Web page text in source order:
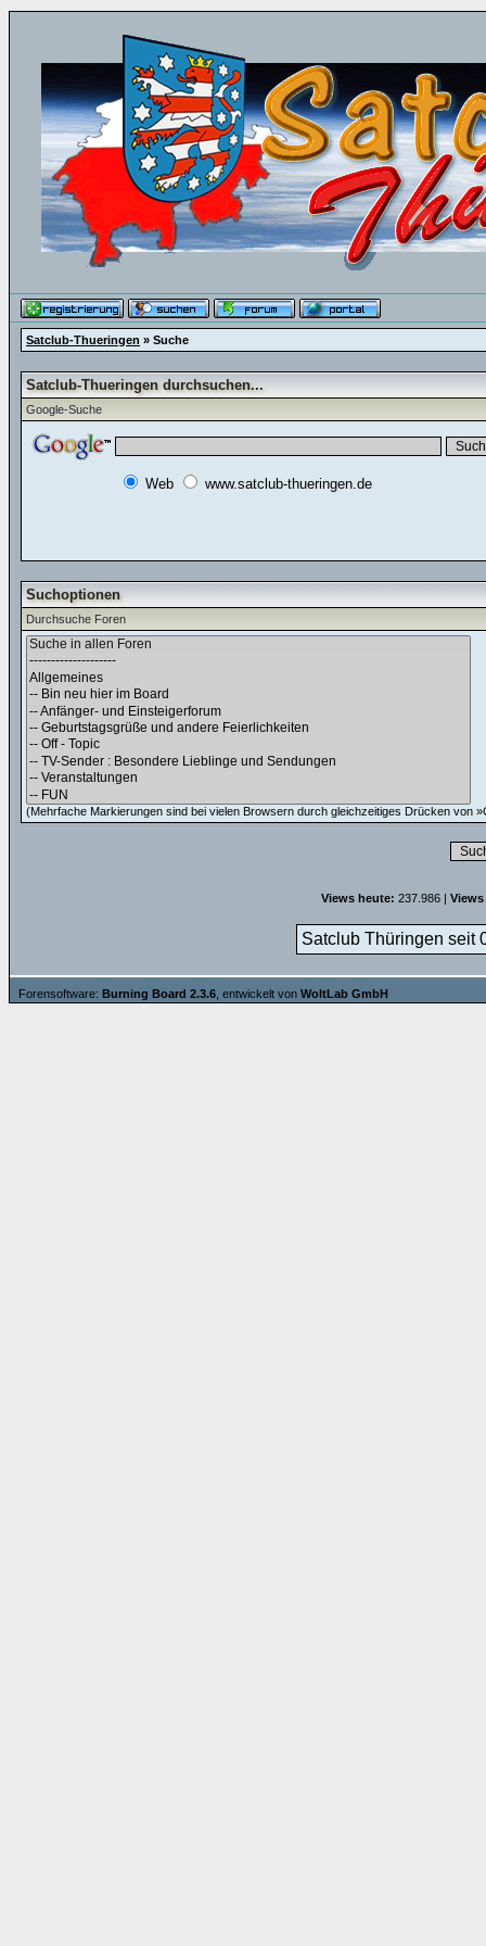
Satclub-Thueringen » Suche
Satclub-Thueringen durchsuchen...
Google-Suche
Web www.satclub-thueringen.de
Suchoptionen
Durchsuche Foren
(Mehrfache Markierungen sind bei vielen Browsern durch gleichzeitiges Drücken von
Views heute: 237.986 |
Satclub Thüringen seit
Forensoftware: Burning Board 2.3.6 , entwickelt von WoltLab GmbH